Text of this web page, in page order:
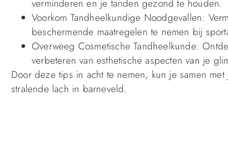
verminderen en je tanden gezond te houden.
Voorkom Tandheelkundige Noodgevallen:
beschermende maatregelen te nemen bij
Overweeg Cosmetische Tandheelkunde:
verbeteren van esthetische aspecten van je
Door deze tips in acht te nemen, kun je samen
stralende lach in barneveld.